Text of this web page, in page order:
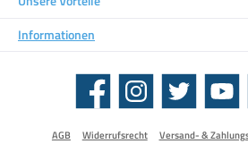
Informationen
Facebook Instagram Twitter YouTube
AGB Widerrufsrecht Versand- &